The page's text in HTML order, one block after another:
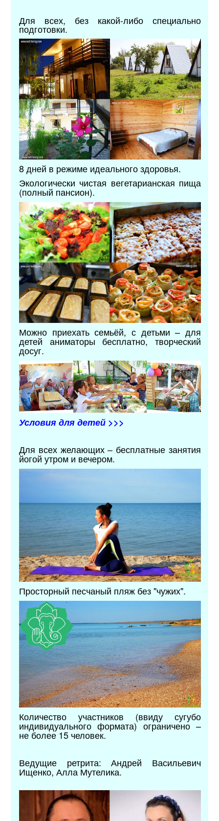
Для всех, без какой-либо специально
подготовки.
8 дней в режиме идеального здоровья.
Экологически чистая вегетарианская пища
(полный пансион).
Можно приехать семьёй, с детьми – для
детей аниматоры бесплатно, творческий
досуг.
Условия для детей >>>
Для всех желающих – бесплатные занятия
йогой утром и вечером.
Просторный песчаный пляж без "чужих".
Количество участников (ввиду сугубо
индивидуального формата) ограничено –
не более 15 человек.
Ведущие ретрита:Андрей Васильевич
Ищенко,Алла Мутелика.